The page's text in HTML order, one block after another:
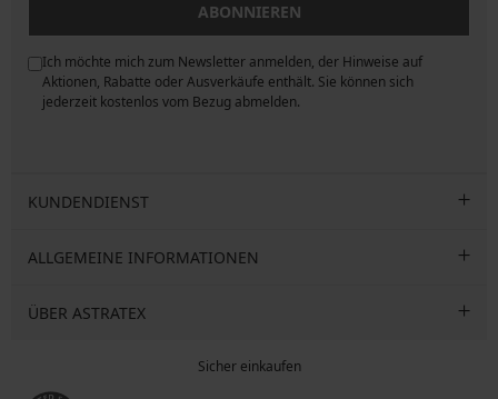
ABONNIEREN
Ich möchte mich zum Newsletter anmelden, der Hinweise auf
Aktionen, Rabatte oder Ausverkäufe enthält. Sie können sich
jederzeit kostenlos vom Bezug abmelden.
KUNDENDIENST
ALLGEMEINE INFORMATIONEN
ÜBER ASTRATEX
Sicher einkaufen